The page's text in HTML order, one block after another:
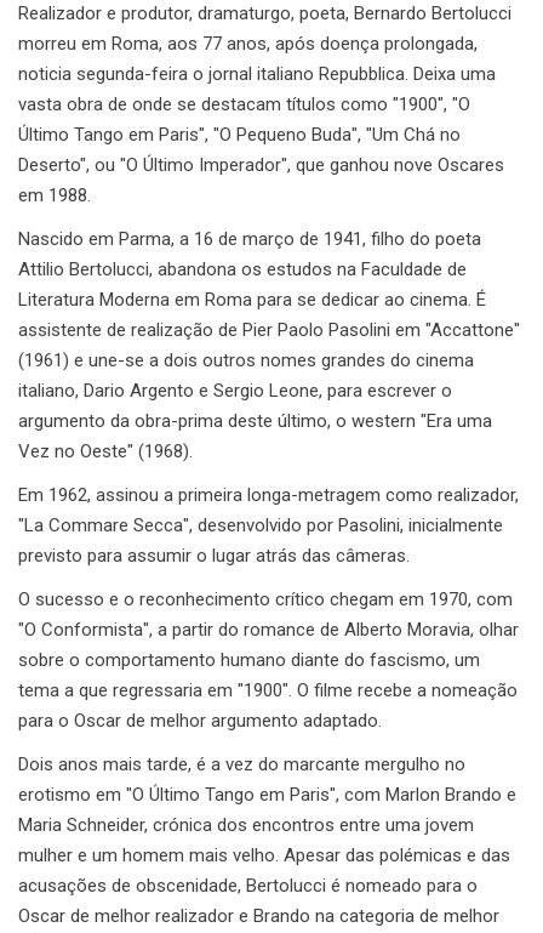
Realizador e produtor, dramaturgo, poeta, Bernardo Bertolucci
morreu em Roma, aos 77 anos, após doença prolongada,
noticia segunda-feira o jornal italiano Repubblica. Deixa uma
vasta obra de onde se destacam títulos como "1900", "O
Último Tango em Paris", "O Pequeno Buda", "Um Chá no
Deserto", ou "O Último Imperador", que ganhou nove Oscares
em 1988.
Nascido em Parma, a 16 de março de 1941, filho do poeta
Attilio Bertolucci, abandona os estudos na Faculdade de
Literatura Moderna em Roma para se dedicar ao cinema. É
assistente de realização de Pier Paolo Pasolini em "Accattone"
(1961) e une-se a dois outros nomes grandes do cinema
italiano, Dario Argento e Sergio Leone, para escrever o
argumento da obra-prima deste último, o western "Era uma
Vez no Oeste" (1968).
Em 1962, assinou a primeira longa-metragem como realizador,
"La Commare Secca", desenvolvido por Pasolini, inicialmente
previsto para assumir o lugar atrás das câmeras.
O sucesso e o reconhecimento crítico chegam em 1970, com
"O Conformista", a partir do romance de Alberto Moravia, olhar
sobre o comportamento humano diante do fascismo, um
tema a que regressaria em "1900". O filme recebe a nomeação
para o Oscar de melhor argumento adaptado.
Dois anos mais tarde, é a vez do marcante mergulho no
erotismo em "O Último Tango em Paris", com Marlon Brando e
Maria Schneider, crónica dos encontros entre uma jovem
mulher e um homem mais velho. Apesar das polémicas e das
acusações de obscenidade, Bertolucci é nomeado para o
Oscar de melhor realizador e Brando na categoria de melhor